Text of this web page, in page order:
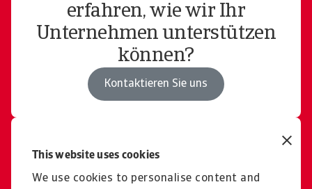
This website uses cookies
We use cookies to personalise content and
erfahren, wie wir Ihr
Unternehmen unterstützen
können?
Kontaktieren Sie uns
Lassen Sie sich durch lokale Spezialisten individuell
beraten.
Schicken Sie uns Ihre